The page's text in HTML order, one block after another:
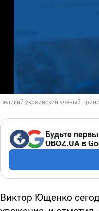
Будьте
OBOZ.UA в
Виктор Ющенко